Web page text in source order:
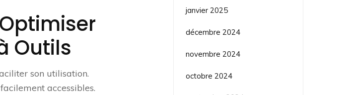
Outils
son utilisation.
accessibles.
janvier 2025
décembre 2024
novembre 2024
octobre 2024